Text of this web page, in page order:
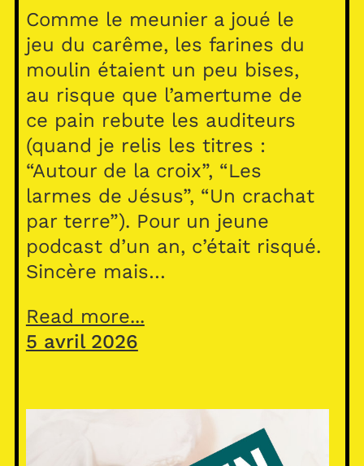
Comme le meunier a joué le
jeu du carême, les farines du
moulin étaient un peu bises,
au risque que l’amertume de
ce pain rebute les auditeurs
(quand je relis les titres :
“Autour de la croix”, “Les
larmes de Jésus”, “Un crachat
par terre”). Pour un jeune
podcast d’un an, c’était risqué.
Sincère mais…
Read more...
5 avril 2026